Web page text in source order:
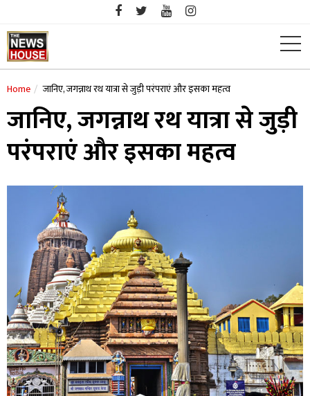
content
Home जानिए, जगन्नाथ रथ यात्रा से जुड़ी परंपराएं और इसका महत्व
जानिए, जगन्नाथ रथ यात्रा से जुड़ी
परंपराएं और इसका महत्व